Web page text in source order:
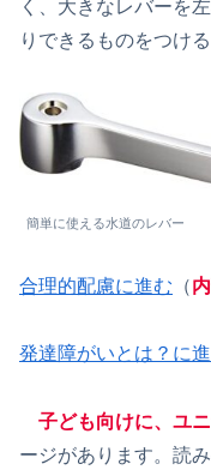
く、大きなレバーを
りできるものをつけ
簡単に使える水道のレバー
合理的配慮に進む （
発達障がいとは？に
子ども向けに、ユ
ージがあります。読